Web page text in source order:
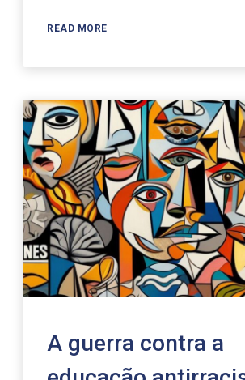
READ MORE
A guerra contra a